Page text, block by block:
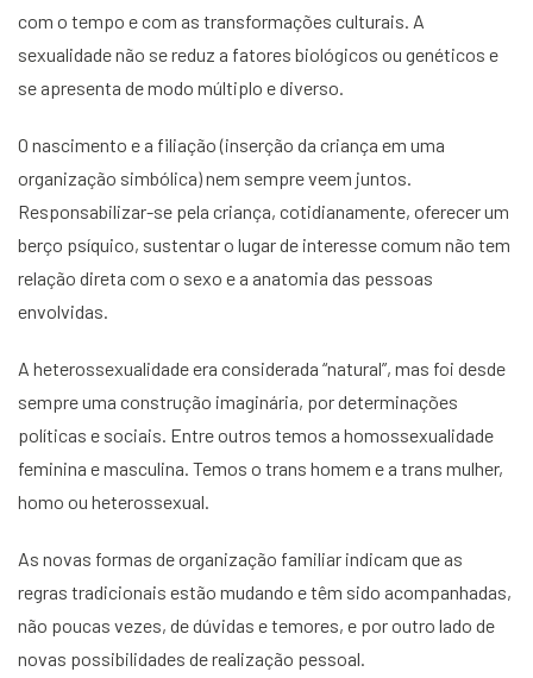
com o tempo e com as transformações culturais. A
sexualidade não se reduz a fatores biológicos ou genéticos e
se apresenta de modo múltiplo e diverso.
O nascimento e a filiação (inserção da criança em uma
organização simbólica) nem sempre veem juntos.
Responsabilizar-se pela criança, cotidianamente, oferecer um
berço psíquico, sustentar o lugar de interesse comum não tem
relação direta com o sexo e a anatomia das pessoas
envolvidas.
A heterossexualidade era considerada “natural”, mas foi desde
sempre uma construção imaginária, por determinações
políticas e sociais. Entre outros temos a homossexualidade
feminina e masculina. Temos o trans homem e a trans mulher,
homo ou heterossexual.
As novas formas de organização familiar indicam que as
regras tradicionais estão mudando e têm sido acompanhadas,
não poucas vezes, de dúvidas e temores, e por outro lado de
novas possibilidades de realização pessoal.